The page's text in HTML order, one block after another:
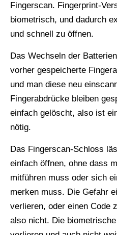
Fingerscan. Fingerprint-
biometrisch, und dadurch
und schnell zu öffnen.
Das Wechseln der
vorher gespeicherte
und man diese neu
Fingerabdrücke bleiben
einfach gelöscht, also ist
nötig.
Das Fingerscan-Schloss
einfach öffnen, ohne dass
mitführen muss oder sich
merken muss. Die Gefahr
verlieren, oder einen Code
also nicht. Die